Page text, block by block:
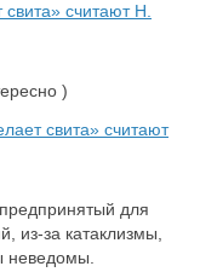
считают Н.
)
свита» считают
для
из-за катаклизмы,
неведомы.